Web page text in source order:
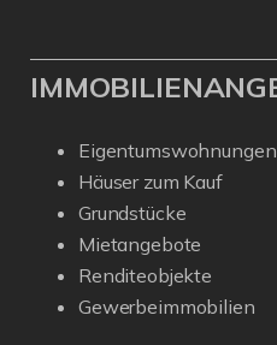
Eigentumswohnungen
Häuser zum Kauf
Grundstücke
Mietangebote
Renditeobjekte
Gewerbeimmobilien